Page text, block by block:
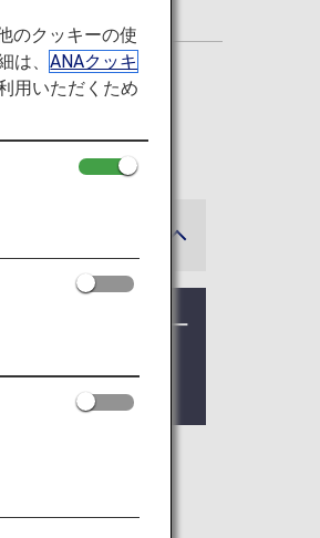
席」から、「ファー
の変更はござい
のクッキーの使
は、ANAクッキ
用いただくため